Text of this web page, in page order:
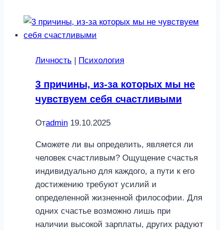
свидания,
куда
не
мужчина
с
Личность Психология
3 причины, из-за которых мы не
чувствуем себя счастливыми
Отadmin 19.10.2025
Сможете ли вы определить, является ли
человек счастливым? Ощущение счастья
индивидуально для каждого, а пути к его
достижению требуют усилий и
определенной жизненной философии. Для
одних счастье возможно лишь при
наличии высокой зарплаты, других радуют